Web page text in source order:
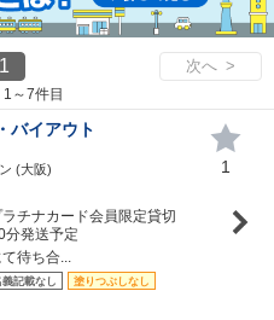
1 次へ >
～7件目
バイアウト
(大阪)
チナカード会員限定貸切
発送予定
待ち合...
義記載なし
塗りつぶしなし
1